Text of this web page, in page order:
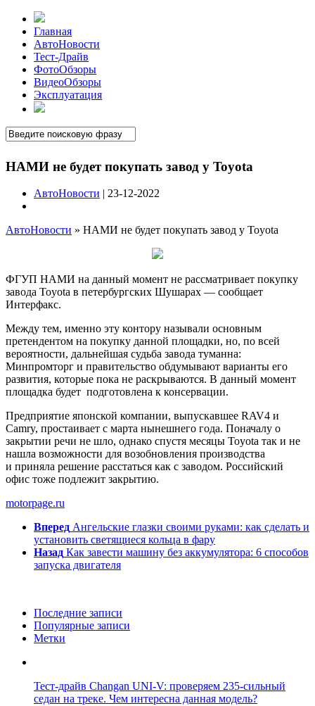
Главная
АвтоНовости
Тест-Драйв
ФотоОбзоры
ВидеоОбзоры
Эксплуатация
НАМИ не будет покупать завод у Toyota
АвтоНовости | 23-12-2022
АвтоНовости » НАМИ не будет покупать завод у Toyota
ФГУП НАМИ на данный момент не рассматривает покупку
завода Toyota в петербургских Шушарах — сообщает
Интерфакс.
Между тем, именно эту контору называли основным
претендентом на покупку данной площадки, но, по всей
вероятности, дальнейшая судьба завода туманна:
Минпромторг и правительство обдумывают варианты его
развития, которые пока не раскрываются. В данный момент
площадка будет подготовлена к консервации.
Предприятие японской компании, выпускавшее RAV4 и
Camry, простаивает с марта нынешнего года. Поначалу о
закрытии речи не шло, однако спустя месяцы Toyota так и не
нашла возможности для возобновления производства
и приняла решение расстаться как с заводом. Российский
офис тоже подлежит закрытию.
motorpage.ru
Вперед Ангельские глазки своими руками: как сделать и
установить светящиеся кольца в фару
Назад Как завести машину без аккумулятора: 6 способов
запуска двигателя
Последние записи
Популярные записи
Метки
Тест-драйв Changan UNI-V: проверяем 235-сильный
седан на треке. Чем интересна данная модель?